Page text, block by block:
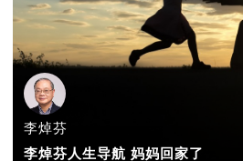
李焯芬
李焯芬人生导航 妈妈回家了